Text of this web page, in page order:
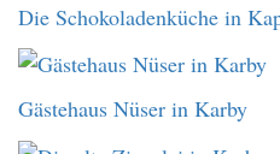
Die Schokoladenküche in
Gästehaus Nüser in Karby